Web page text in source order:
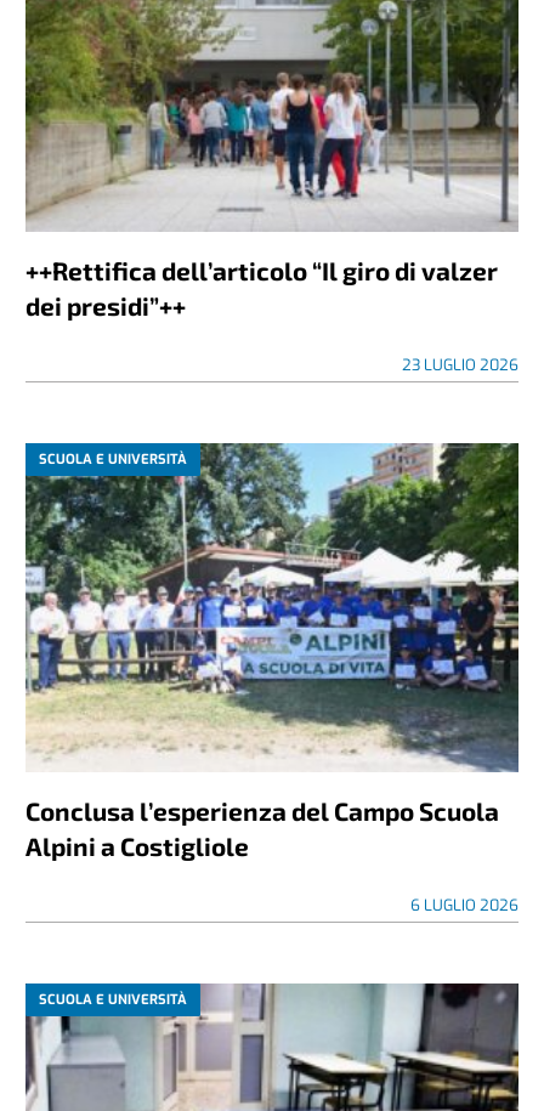
++Rettifica dell’articolo “Il giro di valzer
dei presidi”++
23 LUGLIO 2026
SCUOLA E UNIVERSITÀ
Conclusa l’esperienza del Campo Scuola
Alpini a Costigliole
6 LUGLIO 2026
SCUOLA E UNIVERSITÀ